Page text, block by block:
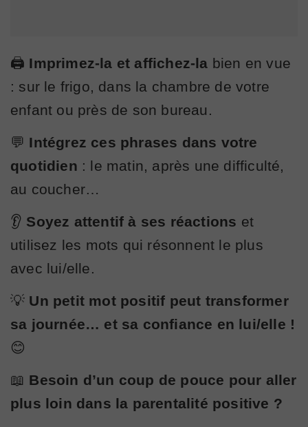
🖨️ Imprimez-la et affichez-la bien en vue
: sur le frigo, dans la chambre de votre
enfant ou près de son bureau.
💬 Intégrez ces phrases dans votre
quotidien : le matin, après une difficulté,
au coucher…
👂 Soyez attentif à ses réactions et
utilisez les mots qui résonnent le plus
avec lui/elle.
💡 Un petit mot positif peut transformer
sa journée… et sa confiance en lui/elle !
😊
📖 Besoin d’un coup de pouce pour aller
plus loin dans la parentalité positive ?